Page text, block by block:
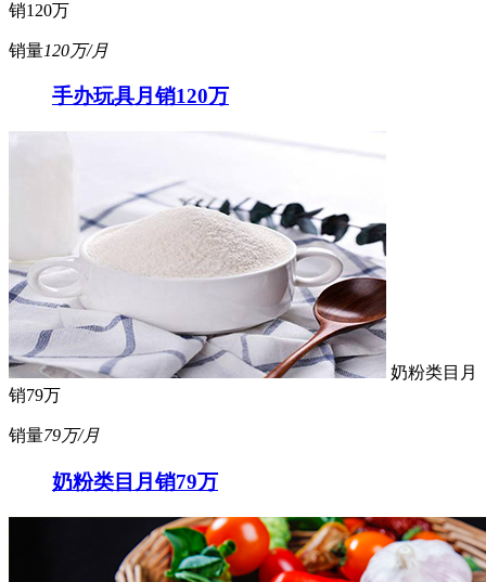
销120万
销量120万/月
手办玩具月销120万
奶粉类目月
销79万
销量79万/月
奶粉类目月销79万